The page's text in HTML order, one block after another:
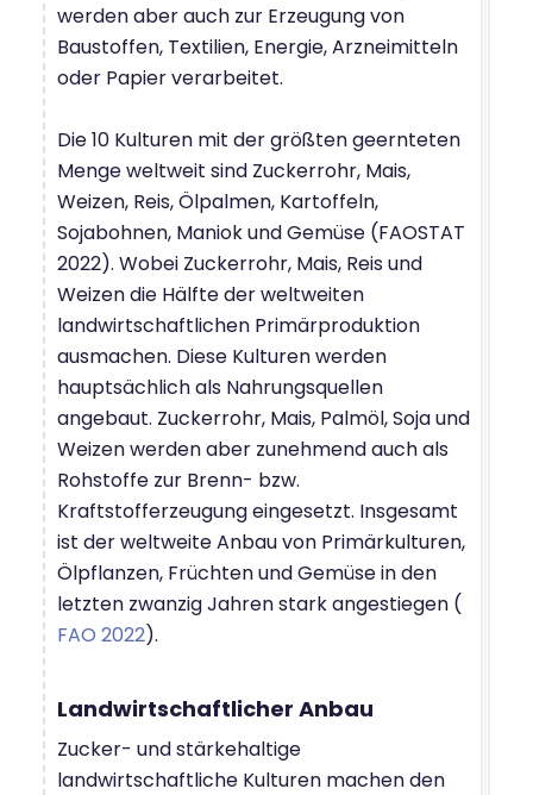
werden aber auch zur Erzeugung von
Baustoffen, Textilien, Energie, Arzneimitteln
oder Papier verarbeitet.
Die 10 Kulturen mit der größten geernteten
Menge weltweit sind Zuckerrohr, Mais,
Weizen, Reis, Ölpalmen, Kartoffeln,
Sojabohnen, Maniok und Gemüse (FAOSTAT
2022). Wobei Zuckerrohr, Mais, Reis und
Weizen die Hälfte der weltweiten
landwirtschaftlichen Primärproduktion
ausmachen. Diese Kulturen werden
hauptsächlich als Nahrungsquellen
angebaut. Zuckerrohr, Mais, Palmöl, Soja und
Weizen werden aber zunehmend auch als
Rohstoffe zur Brenn- bzw.
Kraftstofferzeugung eingesetzt. Insgesamt
ist der weltweite Anbau von Primärkulturen,
Ölpflanzen, Früchten und Gemüse in den
letzten zwanzig Jahren stark angestiegen (
FAO 2022).
Landwirtschaftlicher Anbau
Zucker- und stärkehaltige
landwirtschaftliche Kulturen machen den